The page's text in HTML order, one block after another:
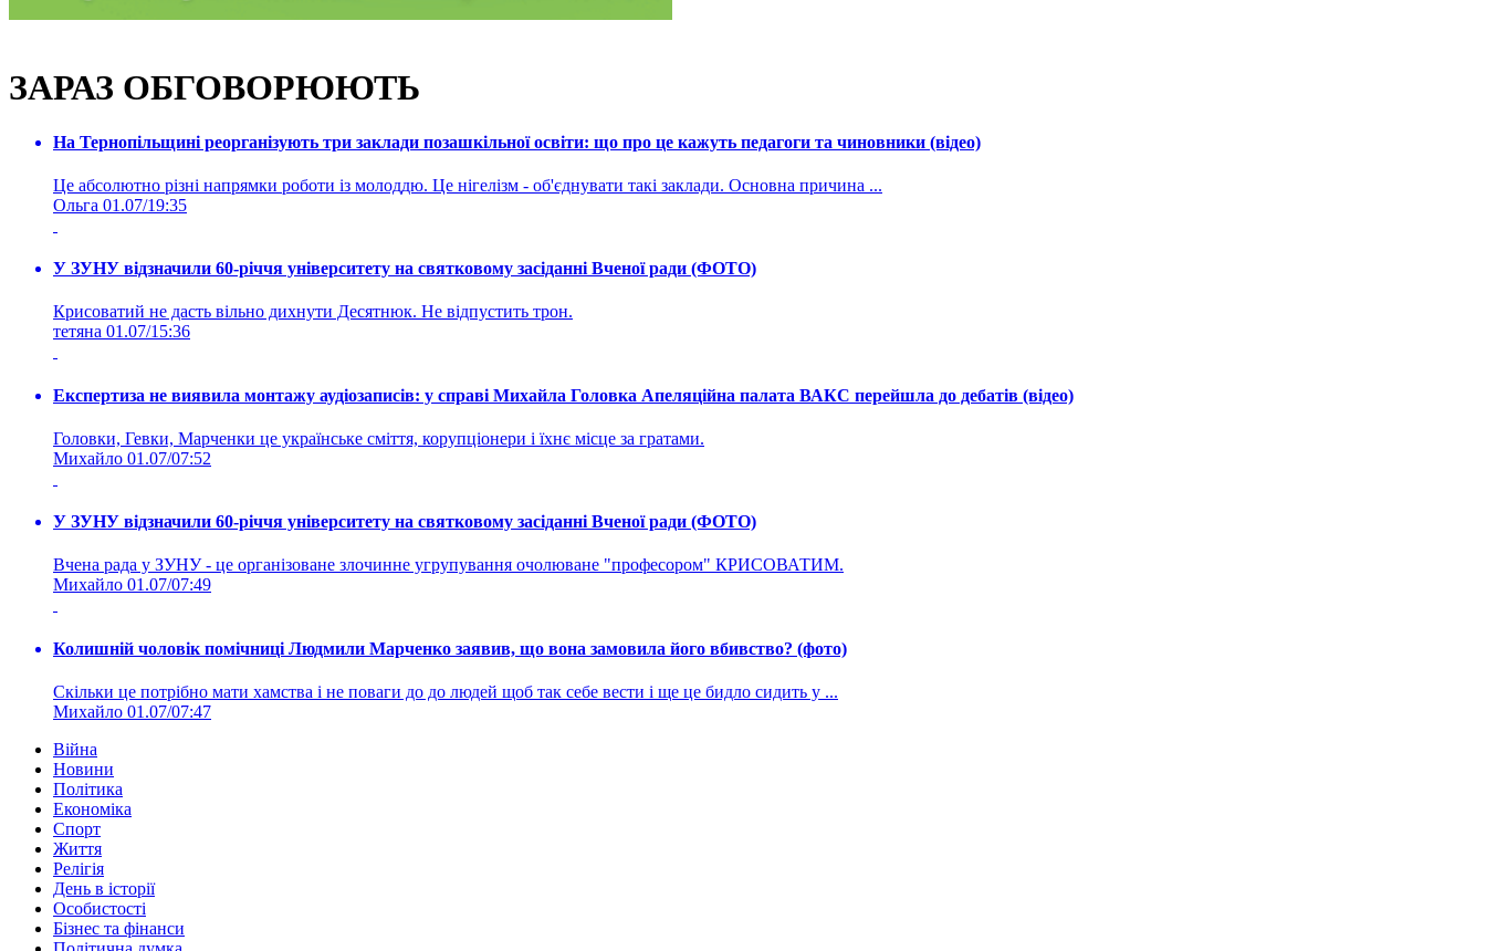
ЗАРАЗ ОБГОВОРЮЮТЬ
На Тернопільщині реорганізують три заклади позашкільної освіти: що про це кажуть педагоги та чиновники (відео)
Це абсолютно різні напрямки роботи із молоддю. Це нігелізм - об'єднувати такі заклади. Основна причина ...
Ольга 01.07/19:35
У ЗУНУ відзначили 60-річчя університету на святковому засіданні Вченої ради (ФОТО)
Крисоватий не дасть вільно дихнути Десятнюк. Не відпустить трон.
тетяна 01.07/15:36
Експертиза не виявила монтажу аудіозаписів: у справі Михайла Головка Апеляційна палата ВАКС перейшла до дебатів (відео)
Головки, Гевки, Марченки це українське сміття, корупціонери і їхнє місце за гратами.
Михайло 01.07/07:52
У ЗУНУ відзначили 60-річчя університету на святковому засіданні Вченої ради (ФОТО)
Вчена рада у ЗУНУ - це організоване злочинне угрупування очолюване "професором" КРИСОВАТИМ.
Михайло 01.07/07:49
Колишній чоловік помічниці Людмили Марченко заявив, що вона замовила його вбивство? (фото)
Скільки це потрібно мати хамства і не поваги до до людей щоб так себе вести і ще це бидло сидить у ...
Михайло 01.07/07:47
Війна
Новини
Політика
Економіка
Спорт
Життя
Релігія
День в історії
Особистості
Бізнес та фінанси